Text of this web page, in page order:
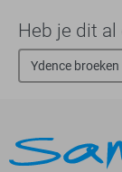
Heb je dit al
Ydence broeken